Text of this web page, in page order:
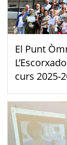
El Punt
curs 2025-